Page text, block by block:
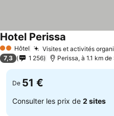
2 Étoiles
Hôtel Visites et activités
Hotel Perissa
7,3 1 256 Perissa, à 1.1 km
De 51 €
Consulter les prix de 2 sites